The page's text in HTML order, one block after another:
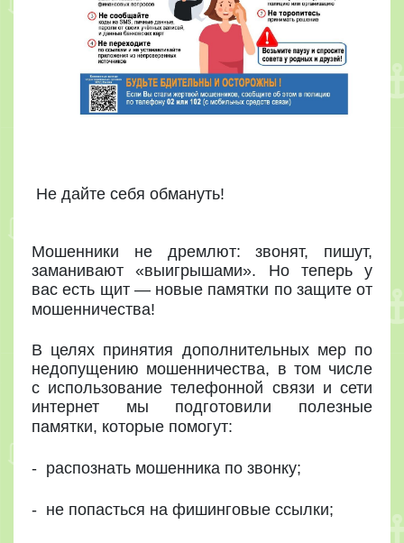
Не дайте себя обмануть!
Мошенники не дремлют: звонят, пишут,
заманивают «выигрышами». Но теперь у
вас есть щит — новые памятки по защите от
мошенничества!
В целях принятия дополнительных мер по
недопущению мошенничества, в том числе
с использование телефонной связи и сети
интернет мы подготовили полезные
памятки, которые помогут:
- распознать мошенника по звонку;
- не попасться на фишинговые ссылки;